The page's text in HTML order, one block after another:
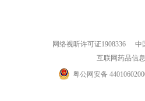
网络视听许可证1908336
中
互联网药品信
粤公网安备